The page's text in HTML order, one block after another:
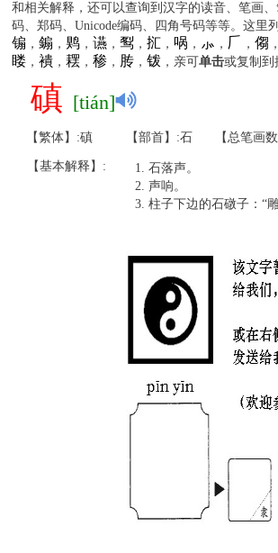
和相关解释，还可以查询到汉字的读音、笔画
码、郑码、Unicode编码、四角号码等等。这里
䦂 ， 䥇 ， 䴗， 䜩， 䴕， 㧟 ， 㖞 ， ⺗ ， 𠂆 ， 㑳 ，
䁖， 䙡， 䎬 ， 䅟， 䏝， 䥽，亲可单击或复制到
磌 [tián]
【繁体】:磌 【部首】:石 【总笔画
【基本解释】:
石落声。
声响。
柱子下边的石礅子：“